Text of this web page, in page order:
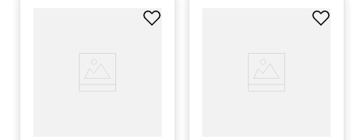
Conector: NEMA 5-15P
Refrigerante: R290 ecológico
Peso bruto: 188 kg